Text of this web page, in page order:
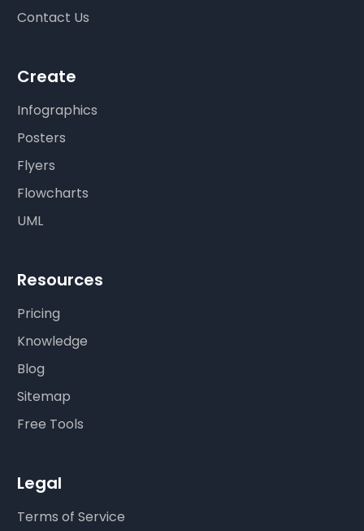
Contact Us
Create
Infographics
Posters
Flyers
Flowcharts
UML
Resources
Pricing
Knowledge
Blog
Sitemap
Free Tools
Legal
Terms of Service